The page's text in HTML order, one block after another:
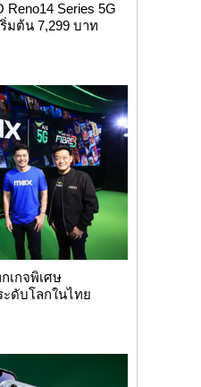
Series 5G
มต้น 7,299 บาท
เกจพิเศษ
ดับโลกในไทย